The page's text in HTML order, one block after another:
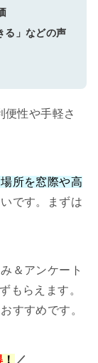
る」などの声
便性や手軽さ
所を窓際や高
です。まずは
＆アンケート
もらえます。
すすめです。
！ ／